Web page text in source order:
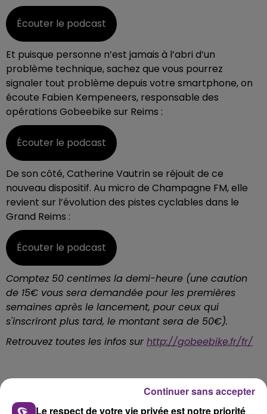
Écouter le podcast
Et puisque personne n’est jamais à l’abri d’un
problème technique, sachez que vous pourrez
signaler tout problème depuis votre smartphone, on
écoute Fabien Kempeneers, responsable des
opérations Gobeebike sur Reims :
Écouter le podcast
De son côté, Catherine Vautrin se réjouit de ce
nouveau dispositif. Au micro de Champagne FM, elle
revient sur l’évolution des pistes cyclables dans le
Grand Reims :
Écouter le podcast
Comptez 50 centimes la demi-heure (une caution
de 15€ vous sera demandée pour les premières
semaines après le lancement, pour ceux qui
s'inscriront plus tard, le montant sera de 50€).
Retrouvez toutes les infos sur http://gobeebike.fr/fr/
Le respect de votre vie privée est notre priorité
Continuer sans accepter